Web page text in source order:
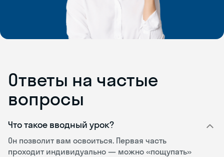
Ответы на частые
вопросы
Что такое вводный урок?
Он позволит вам освоиться. Первая часть
проходит индивидуально — можно «пощупать»